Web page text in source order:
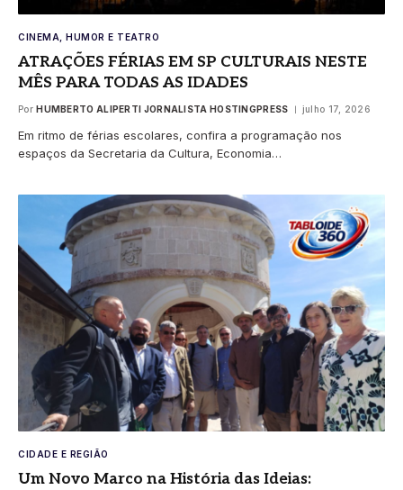
CINEMA, HUMOR E TEATRO
ATRAÇÕES FÉRIAS EM SP CULTURAIS NESTE
MÊS PARA TODAS AS IDADES
Por HUMBERTO ALIPERTI JORNALISTA HOSTINGPRESS julho 17, 2026
Em ritmo de férias escolares, confira a programação nos
espaços da Secretaria da Cultura, Economia…
CIDADE E REGIÃO
Um Novo Marco na História das Ideias: